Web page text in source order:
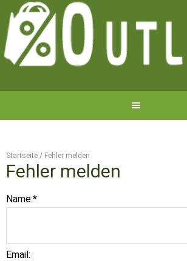
Startseite / Fehler melden
Fehler melden
Name:*
Email: